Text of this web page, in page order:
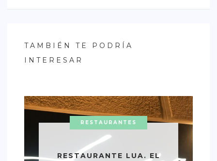
TAMBIÉN TE PODRÍA
INTERESAR
RESTAURANTES
RESTAURANTE LUA. EL